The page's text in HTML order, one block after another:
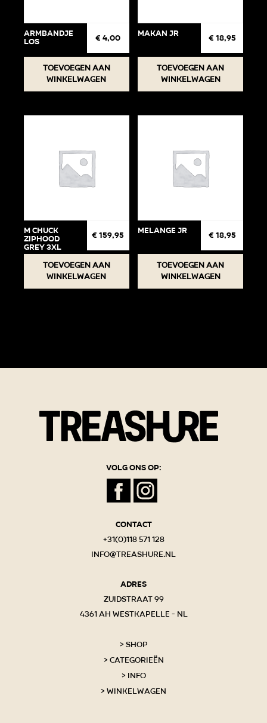
Armbandje
Los € 4,00
Toevoegen aan
winkelwagen
Makan jr € 18,95
Toevoegen aan
winkelwagen
M Chuck
Ziphood
Grey 3XL
€ 159,95
Toevoegen aan
winkelwagen
Melange jr € 18,95
Toevoegen aan
winkelwagen
Volg ons op:
Contact
+31(0)118 571 128
info@treashure.nl
Adres
Zuidstraat 99
4361 AH Westkapelle - NL
Shop
Categorieën
Info
Winkelwagen